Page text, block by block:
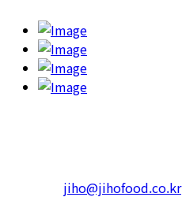
jiho@jihofood.co.kr